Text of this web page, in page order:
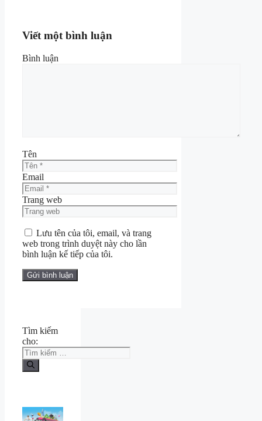
Viết một bình luận
Bình luận
Tên
Email
Trang web
Lưu tên của tôi, email, và trang
web trong trình duyệt này cho lần
bình luận kế tiếp của tôi.
Tìm kiếm
cho: